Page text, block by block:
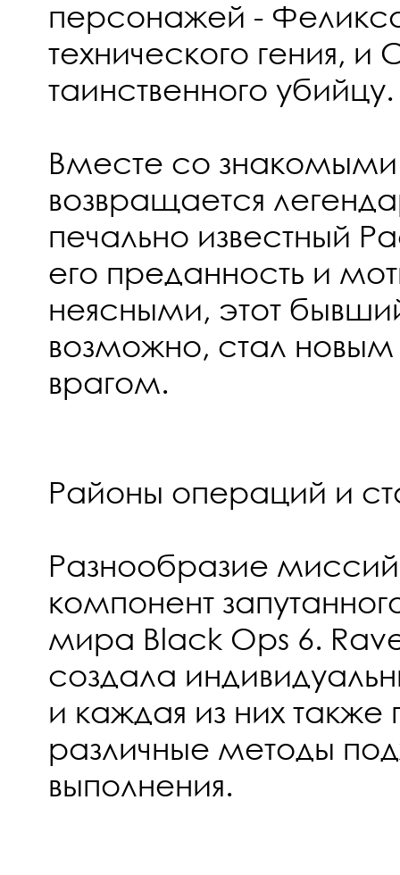
персонажей -
технического гения,
таинственного убийцу.
Вместе со
возвращается
печально известный
его преданность и
неясными, этот
возможно, стал
врагом.
Районы операций и
Разнообразие
компонент
мира Black Ops 6.
создала
и каждая из них также
различные методы
выполнения.